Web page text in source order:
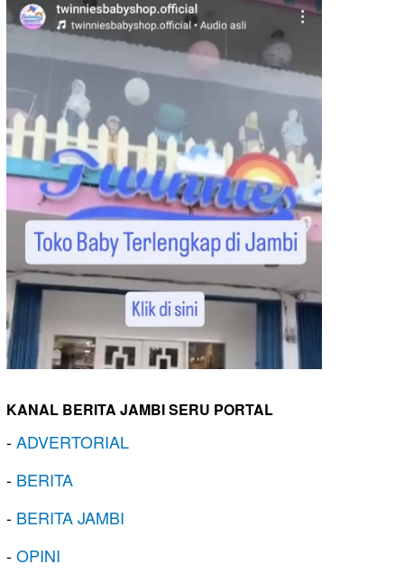
KANAL BERITA JAMBI SERU PORTAL
-ADVERTORIAL
- BERITA
- BERITA JAMBI
-OPINI